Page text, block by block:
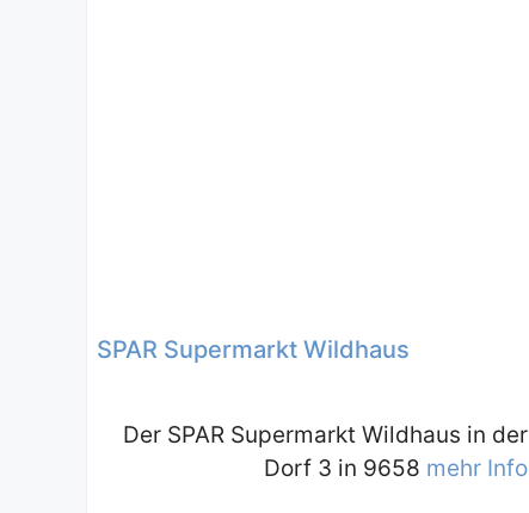
SPAR Supermarkt Wildhaus
Der SPAR Supermarkt Wildhaus in der
Dorf 3 in 9658 mehr Info